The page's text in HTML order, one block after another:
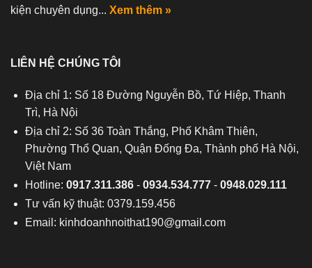
kiện chuyên dụng... Xem thêm »
LIÊN HỆ CHÚNG TÔI
Địa chỉ 1: Số 18 Đường Nguyễn Bồ, Tứ Hiệp, Thanh
Trì, Hà Nội
Địa chỉ 2: Số 36 Toàn Thắng, Phố Khâm Thiên,
Phường Thổ Quan, Quận Đống Đa, Thành phố Hà Nội,
Việt Nam
Hotline: 0917.311.386- 0934.534.777- 0948.029.111
Tư vấn kỹ thuật: 0379.159.456
Email: kinhdoanhnoithat190@gmail.com